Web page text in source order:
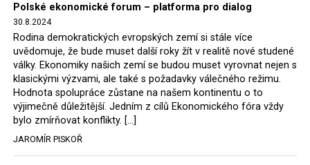
2022, než byl tento případ z důvodu uzavření dohody
Polska s Českou republikou o odstranění příčin sporu o
důl Turów vymazán z rejstříku tribunálu. Celkem si
Polsko nechalo z přiznaných evropských fondů odečíst
asi 70 milionů eur na pokutách a 45 milionů eur
zaplatilo jako odškodnění České republice – ale jak důl,
tak elektrárna nadále fungovaly. Už tehdy zástupci
tehdejší opozice a dnes vládnoucí koalice, jako
místopředseda Občanské platformy (PO) Rafał
Polské ekonomické forum – platforma pro dialog
30.8.2024
Rodina demokratických evropských zemí si stále více
uvědomuje, že bude muset další roky žít v realitě nové studené
války. Ekonomiky našich zemí se budou muset vyrovnat nejen s
klasickými výzvami, ale také s požadavky válečného režimu.
Hodnota spolupráce zůstane na našem kontinentu o to
výjimečně důležitější. Jedním z cílů Ekonomického fóra vždy
bylo zmírňovat konflikty. […]
JAROMÍR PISKOŘ